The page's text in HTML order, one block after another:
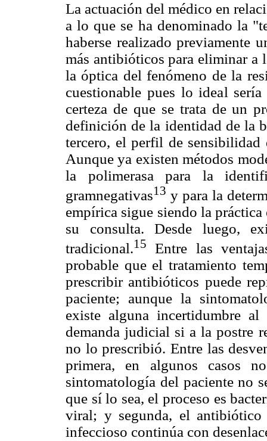
La actuación del médico en
a lo que se ha denominado la
haberse realizado previamente
más antibióticos para eliminar a
la óptica del fenómeno de la
cuestionable pues lo ideal
certeza de que se trata de un
definición de la identidad de la
tercero, el perfil de sensibilidad
Aunque ya existen métodos
la polimerasa para la
gramnegativas13 y para la
empírica sigue siendo la
su consulta. Desde luego,
tradicional.15
Entre las
probable que el tratamiento
prescribir antibióticos puede
paciente; aunque la
existe alguna incertidumbre
demanda judicial si a la postre
no lo prescribió. Entre las
primera, en algunos casos
sintomatología del paciente no
que sí lo sea, el proceso es
viral; y segunda, el
infeccioso continúa con